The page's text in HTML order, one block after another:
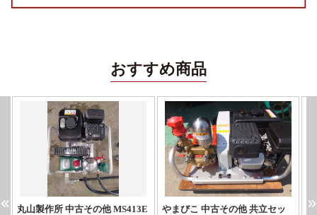
おすすめ商品
丸山製作所 中古その他 MS413E やまびこ 中古その他 共立セッ